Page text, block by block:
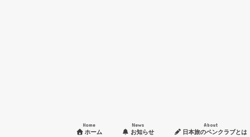
Home
ホーム
News
お知らせ
About
日本旅のペンクラブとは